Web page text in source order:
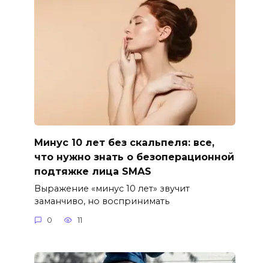
Минус 10 лет без скальпеля: все,
что нужно знать о безоперационной
подтяжке лица SMAS
Выражение «минус 10 лет» звучит
заманчиво, но воспринимать
0 11